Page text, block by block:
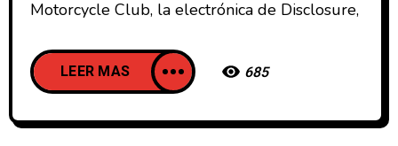
Motorcycle Club, la electrónica de Disclosure,
LEER MAS 685